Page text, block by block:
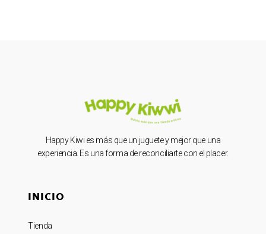
Happy Kiwi es más que un juguete y mejor que una
experiencia. Es una forma de reconciliarte con el placer.
INICIO
Tienda